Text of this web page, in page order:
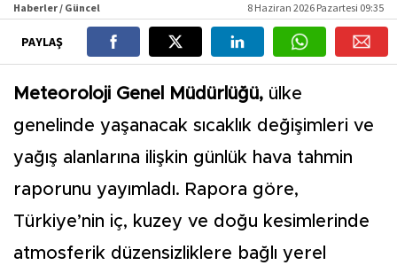
Haberler / Güncel 8 Haziran 2026 Pazartesi 09:35
PAYLAŞ
Meteoroloji Genel Müdürlüğü, ülke
genelinde yaşanacak sıcaklık değişimleri ve
yağış alanlarına ilişkin günlük hava tahmin
raporunu yayımladı. Rapora göre,
Türkiye’nin iç, kuzey ve doğu kesimlerinde
atmosferik düzensizliklere bağlı yerel